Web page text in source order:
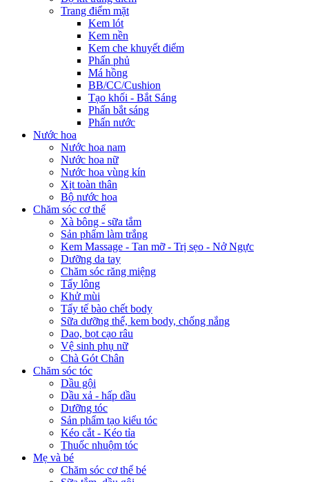
Trang điểm mặt
Kem lót
Kem nền
Kem che khuyết điểm
Phấn phủ
Má hồng
BB/CC/Cushion
Tạo khối - Bắt Sáng
Phấn bắt sáng
Phấn nước
Nước hoa
Nước hoa nam
Nước hoa nữ
Nước hoa vùng kín
Xịt toàn thân
Bộ nước hoa
Chăm sóc cơ thể
Xà bông - sữa tắm
Sản phẩm làm trắng
Kem Massage - Tan mỡ - Trị sẹo - Nở Ngực
Dưỡng da tay
Chăm sóc răng miệng
Tẩy lông
Khử mùi
Tẩy tế bào chết body
Sữa dưỡng thể, kem body, chống nắng
Dao, bọt cạo râu
Vệ sinh phụ nữ
Chà Gót Chân
Chăm sóc tóc
Dầu gội
Dầu xả - hấp dầu
Dưỡng tóc
Sản phẩm tạo kiểu tóc
Kéo cắt - Kéo tỉa
Thuốc nhuộm tóc
Mẹ và bé
Chăm sóc cơ thể bé